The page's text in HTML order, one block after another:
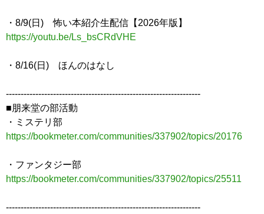
・8/9(日) 怖い本紹介生配信【2026年版】
https://youtu.be/Ls_bsCRdVHE
・8/16(日) ほんのはなし
------------------------------------------------------------------
■朋来堂の部活動
・ミステリ部
https://bookmeter.com/communities/337902/topics/20176
・ファンタジー部
https://bookmeter.com/communities/337902/topics/25511
------------------------------------------------------------------